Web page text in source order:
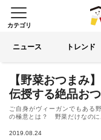
カテゴリ
る
ニュース トレンド
【野菜おつまみ
伝授する絶品お
ご自身がヴィーガンでもある
の極意とは？ 野菜だけなのに
2019.08.24